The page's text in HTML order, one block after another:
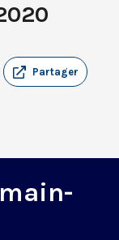
Partager